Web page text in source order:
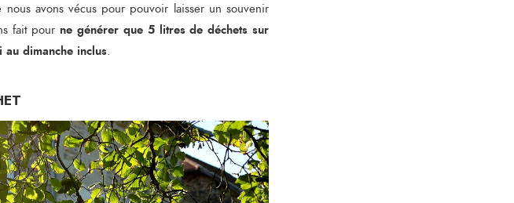
avons vécus pour pouvoir laisser un souvenir
fait pour ne générer que 5 litres de déchets sur
dimanche inclus.